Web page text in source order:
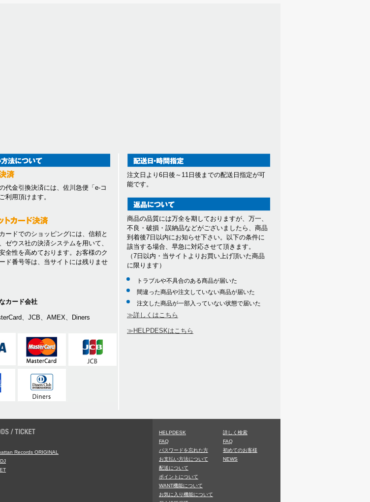
代金引換決済には、佐川急便「e-コ
利用頂けます。
ードでのショッピングには、信頼と
ゼウス社の決済システムを用いて、
全性を高めております。お客様のク
ド番号等は、当サイトには残りませ
カード会社
、JCB、AMEX、Diners
注文日より6日後～11日後までの配送日指定が可
能です。
商品の品質には万全を期しておりますが、万一、
不良・破損・誤納品などがございましたら、商品
到着後7日以内にお知らせ下さい。以下の条件に
該当する場合、早急に対応させて頂きます。
（7日以内・当サイトよりお買い上げ頂いた商品
に限ります）
トラブルや不具合のある商品が届いた
間違った商品や注文していない商品が届いた
注文した商品が一部入っていない状態で届いた
≫詳しくはこちら
≫HELPDESKはこちら
Records ORIGINAL
HELPDESK
FAQ
パスワードを忘れた方
お支払い方法について
配送について
ポイントについて
WANT機能について
お気に入り機能について
詳しく検索
FAQ
初めてのお客様
NEWS